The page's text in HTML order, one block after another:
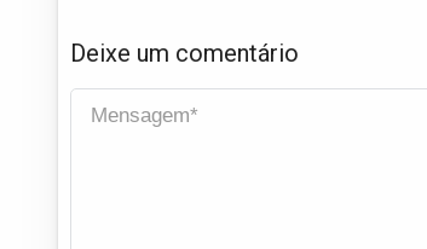
Deixe um comentário